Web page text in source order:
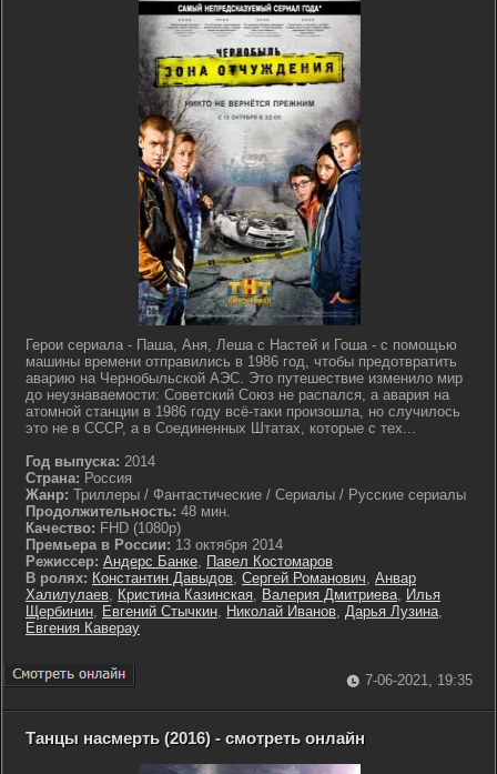
Герои сериала - Паша, Аня, Леша с Настей и Гоша - с помощью
машины времени отправились в 1986 год, чтобы предотвратить
аварию на Чернобыльской АЭС. Это путешествие изменило мир
до неузнаваемости: Советский Союз не распался, а авария на
атомной станции в 1986 году всё-таки произошла, но случилось
это не в СССР, а в Соединенных Штатах, которые с тех...
Год выпуска: 2014
Страна: Россия
Жанр: Триллеры / Фантастические / Сериалы / Русские сериалы
Продолжительность: 48 мин.
Качество: FHD (1080p)
Премьера в России: 13 октября 2014
Режиссер: Андерс Банке, Павел Костомаров
В ролях: Константин Давыдов, Сергей Романович, Анвар
Халилулаев, Кристина Казинская, Валерия Дмитриева, Илья
Щербинин, Евгений Стычкин, Николай Иванов, Дарья Лузина,
Евгения Каверау
7-06-2021, 19:35
Танцы насмерть (2016) - смотреть онлайн